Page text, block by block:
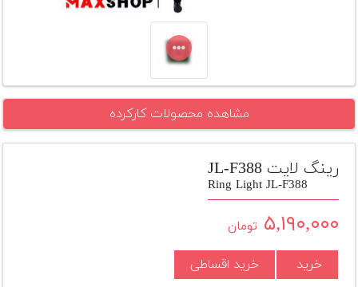
افزودن
دست
دوم
لیست
قیمت
بله
مشاهده محصولات کارکرده
رینگ لایت JL-F388
Ring Light JL-F388
۵,۱۹۰,۰۰۰ تومان
خرید خرید اقساطی